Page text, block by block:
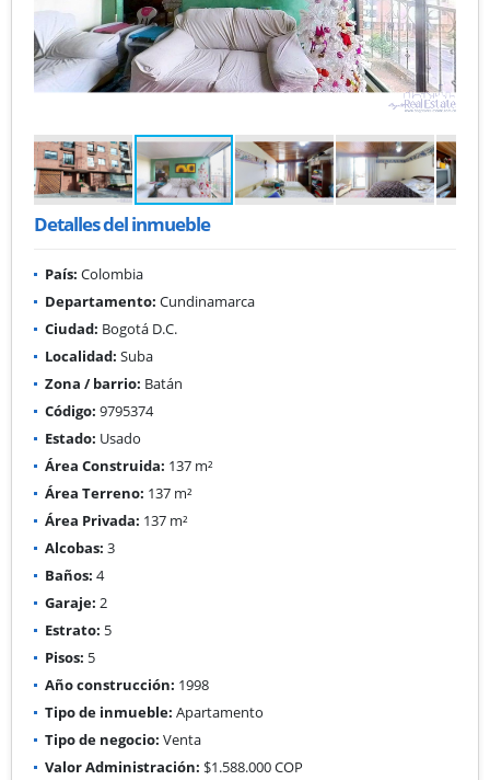
Detalles del inmueble
País: Colombia
Departamento: Cundinamarca
Ciudad: Bogotá D.C.
Localidad: Suba
Zona / barrio: Batán
Código: 9795374
Estado: Usado
Área Construida: 137 m²
Área Terreno: 137 m²
Área Privada: 137 m²
Alcobas: 3
Baños: 4
Garaje: 2
Estrato: 5
Pisos: 5
Año construcción: 1998
Tipo de inmueble: Apartamento
Tipo de negocio: Venta
Valor Administración: $1.588.000 COP